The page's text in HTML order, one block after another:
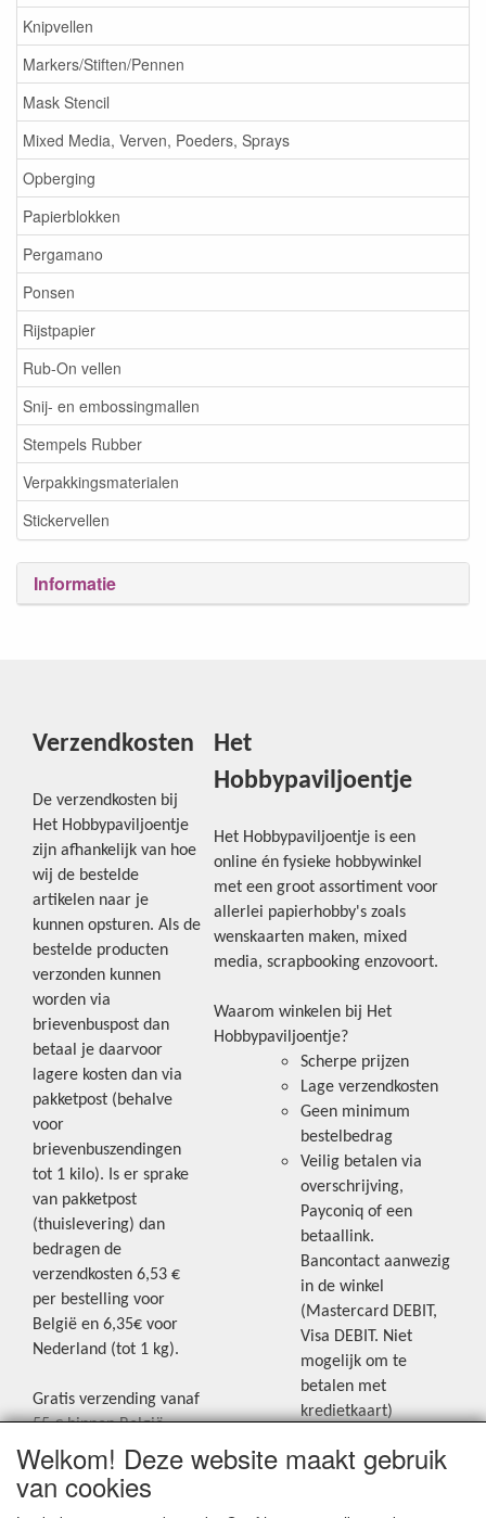
Knipvellen
Markers/Stiften/Pennen
Mask Stencil
Mixed Media, Verven, Poeders, Sprays
Opberging
Papierblokken
Pergamano
Ponsen
Rijstpapier
Rub-On vellen
Snij- en embossingmallen
Stempels Rubber
Verpakkingsmaterialen
Stickervellen
Informatie
Verzendkosten
De verzendkosten bij
Het Hobbypaviljoentje
zijn afhankelijk van hoe
wij de bestelde
artikelen naar je
kunnen opsturen. Als de
bestelde producten
verzonden kunnen
worden via
brievenbuspost dan
betaal je daarvoor
lagere kosten dan via
pakketpost (behalve
voor
brievenbuszendingen
tot 1 kilo). Is er sprake
van pakketpost
(thuislevering) dan
bedragen de
verzendkosten 6,53 €
per bestelling voor
België en 6,35€ voor
Nederland (tot 1 kg).
Gratis verzending vanaf
55 € binnen België.
Gratis verzending vanaf
65 € naar Nederland.
Levering andere
Het
Hobbypaviljoentje
Het Hobbypaviljoentje is een
online én fysieke hobbywinkel
met een groot assortiment voor
allerlei papierhobby's zoals
wenskaarten maken, mixed
media, scrapbooking enzovoort.
Waarom winkelen bij Het
Hobbypaviljoentje?
Scherpe prijzen
Lage verzendkosten
Geen minimum
bestelbedrag
Veilig betalen via
overschrijving,
Payconiq of een
betaallink.
Bancontact aanwezig
in de winkel
(Mastercard DEBIT,
Visa DEBIT. Niet
mogelijk om te
betalen met
kredietkaart)
Blijf op de hoogte van de laatste
Welkom! Deze website maakt gebruik
van cookies